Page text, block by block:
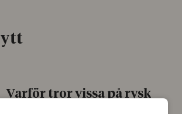
Varför tror vissa på rysk